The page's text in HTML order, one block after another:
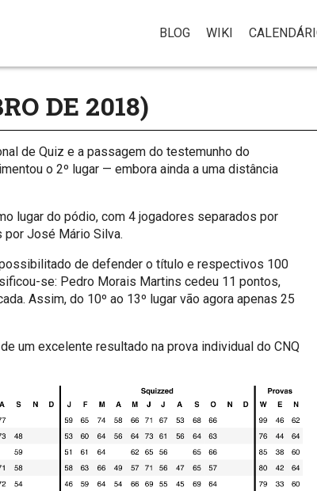
BLOG WIKI
DE 2018)
de Quiz e a passagem do testemunho do
o 2º lugar — embora ainda a uma distância
lugar do pódio, com 4 jogadores separados por
por José Mário Silva.
de defender o título e respectivos 100
se: Pedro Morais Martins cedeu 11 pontos,
Assim, do 10º ao 13º lugar vão agora apenas 25
um excelente resultado na prova individual do CNQ